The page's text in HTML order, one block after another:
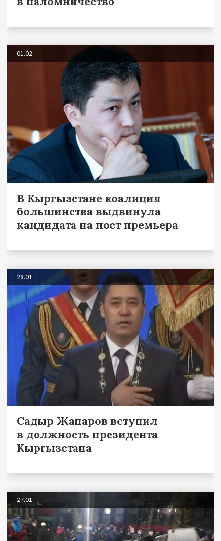
01.02
В Кыргызстане коалиция
большинства выдвинула
кандидата на пост премьера
28.01
Садыр Жапаров вступил
в должность президента
Кыргызстана
27.01